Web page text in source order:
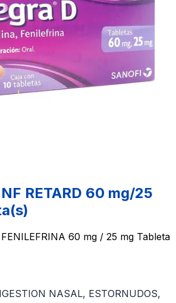
RETARD 60 mg/25
60 mg / 25 mg Tableta
NASAL, ESTORNUDOS,